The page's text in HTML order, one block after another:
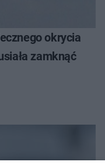
okrycia
zamknąć